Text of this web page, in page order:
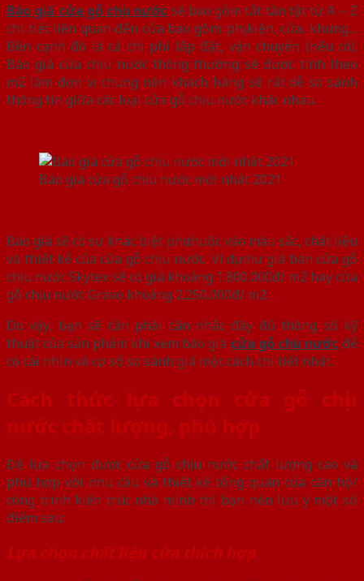
Báo giá cửa gỗ chịu nước sẽ bao gồm tất tần tật từ A – Z
chi tiết liên quan đến cửa bao gồm: phụ kiện, cửa, khung…
Bên cạnh đó là cả chi phí lắp đặt, vận chuyển (nếu có).
Báo giá cửa chịu nước thông thường sẽ được tính theo
m2 làm đơn vị chung nên khách hàng sẽ rất dễ so sánh
thông tin giữa các loại cửa gỗ chịu nước khác nhau.
Báo giá cửa gỗ chịu nước mới nhất 2021
Báo giá sẽ có sự khác biệt phụ thuộc vào màu sắc, chất liệu
và thiết kế của cửa gỗ chịu nước. Ví dụ như giá bán cửa gỗ
chịu nước Skytex sẽ có giá khoảng 1.800.000đ/ m2 hay cửa
gỗ chịu nước Gravo khoảng 2.250.000đ/ m2…
Do vậy, bạn sẽ cần phải cân nhắc đầy đủ thông số kỹ
thuật của sản phẩm khi xem báo giá cửa gỗ chịu nước để
có cái nhìn và cơ sở so sánh giá một cách chi tiết nhất.
Cách thức lựa chọn cửa gỗ chịu
nước chất lượng, phù hợp
Để lựa chọn được cửa gỗ chịu nước chất lượng cao và
phù hợp với nhu cầu và thiết kế tổng quan của căn hộ/
công trình kiến trúc nhà mình thì bạn nên lưu ý một số
điểm sau:
Lựa chọn chất liệu cửa thích hợp